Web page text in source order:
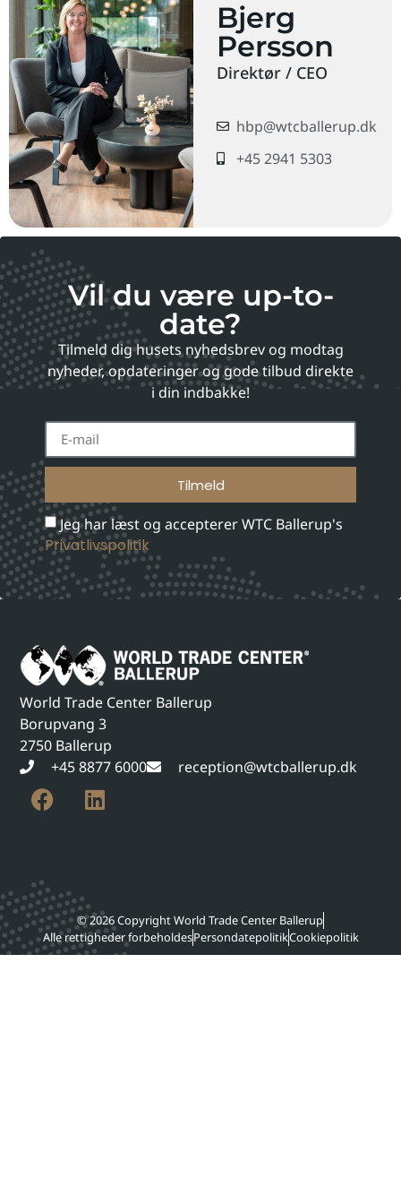
Bjerg
Persson
Direktør / CEO
hbp@wtcballerup.dk
+45 2941 5303
Vil du være up-to-
date?
Tilmeld dig husets nyhedsbrev og modtag
nyheder, opdateringer og gode tilbud direkte
i din indbakke!
Jeg har læst og accepterer WTC Ballerup's
Privatlivspolitik
Tilmeld
World Trade Center Ballerup
Borupvang 3
2750 Ballerup
+45 8877 6000
reception@wtcballerup.dk
© 2026 Copyright World Trade Center Ballerup
Alle rettigheder forbeholdesPersondatepolitikCookiepolitik